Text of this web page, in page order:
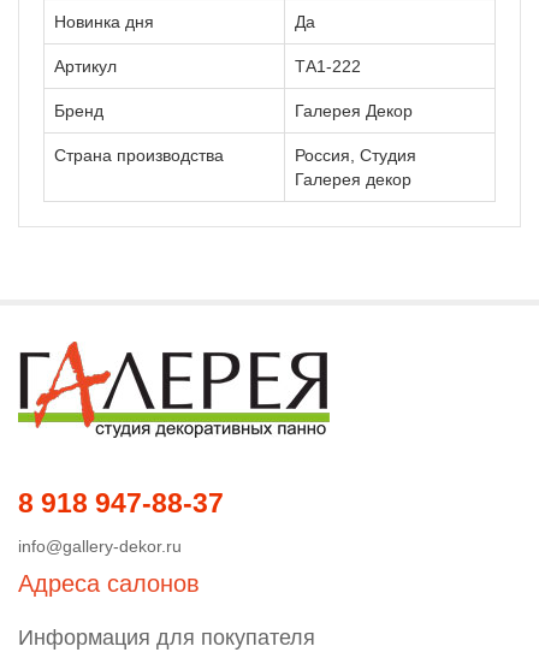
Новинка дня Да
Артикул ТА1-222
Бренд Галерея Декор
Страна производства
Россия, Студия
Галерея декор
8 918 947-88-37
info@gallery-dekor.ru
Адреса салонов
Информация для покупателя